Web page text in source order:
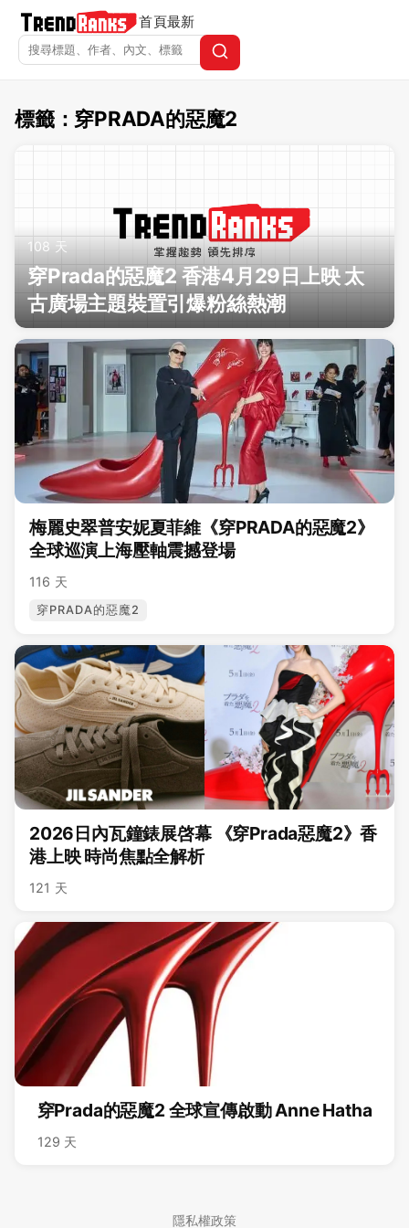
首頁最新
TrendRanks - 標籤 穿
標籤：穿PRADA的惡魔2
108 天
穿Prada的惡魔2 香港4月29日上映 太
古廣場主題裝置引爆粉絲熱潮
梅麗史翠普安妮夏菲維《穿PRADA的惡魔2》
全球巡演上海壓軸震撼登場
116 天
穿PRADA的惡魔2
2026日內瓦鐘錶展啓幕 《穿Prada惡魔2》香
港上映 時尚焦點全解析
121 天
穿Prada的惡魔2 全球宣傳啟動 Anne Hatha
129 天
隱私權政策